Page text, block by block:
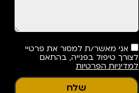
אני מאשר/ת למסור את פרטיי
לצורך טיפול בפנייה, בהתאם
למדיניות הפרטיות
שלח